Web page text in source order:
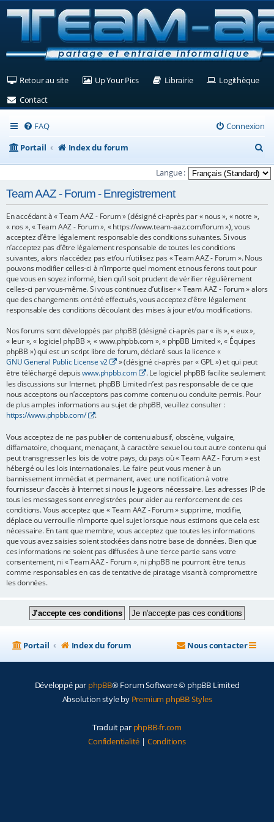
Retour au site(Ouvre un nouvel onglet)
Up Your Pics(Ouvre un nouvel onglet)
Librairie(Ouvre un nouvel
Logithèque
Contact(Ouvre un nouvel onglet)
FAQ
Connexion
Portail
Index du forum
e
c
e
Langue :
Team AAZ - Forum - Enregistrement
En accédant à « Team AAZ - Forum » (désigné ci-après par « nous », « notre »,
« nos », « Team AAZ - Forum », « https://www.team-aaz.com/forum »), vous
acceptez d’être légalement responsable des conditions suivantes. Si vous
n’acceptez pas d’être légalement responsable de toutes les conditions
suivantes, alors n’accédez pas et/ou n’utilisez pas « Team AAZ - Forum ». Nous
pouvons modifier celles-ci à n’importe quel moment et nous ferons tout pour
que vous en soyez informé, bien qu’il soit prudent de vérifier régulièrement
celles-ci par vous-même. Si vous continuez d’utiliser « Team AAZ - Forum » alors
que des changements ont été effectués, vous acceptez d’être légalement
responsable des conditions découlant des mises à jour et/ou modifications.
Nos forums sont développés par phpBB (désigné ci-après par « ils », « eux »,
« leur », « logiciel phpBB », « www.phpbb.com », « phpBB Limited », « Équipes
phpBB ») qui est un script libre de forum, déclaré sous la licence «
GNU General Public License v2
» (désigné ci-après par « GPL ») et qui peut
être téléchargé depuiswww.phpbb.com
. Le logiciel phpBB facilite seulement
les discussions sur Internet. phpBB Limited n’est pas responsable de ce que
nous acceptons ou n’acceptons pas comme contenu ou conduite permis. Pour
de plus amples informations au sujet de phpBB, veuillez consulter :
https://www.phpbb.com/
.
Vous acceptez de ne pas publier de contenu abusif, obscène, vulgaire,
diffamatoire, choquant, menaçant, à caractère sexuel ou tout autre contenu qui
peut transgresser les lois de votre pays, du pays où « Team AAZ - Forum » est
hébergé ou les lois internationales. Le faire peut vous mener à un
bannissement immédiat et permanent, avec une notification à votre
fournisseur d’accès à Internet si nous le jugeons nécessaire. Les adresses IP de
tous les messages sont enregistrées pour aider au renforcement de ces
conditions. Vous acceptez que « Team AAZ - Forum » supprime, modifie,
déplace ou verrouille n’importe quel sujet lorsque nous estimons que cela est
nécessaire. En tant que membre, vous acceptez que toutes les informations
que vous avez saisies soient stockées dans notre base de données. Bien que
ces informations ne soient pas diffusées à une tierce partie sans votre
consentement, ni « Team AAZ - Forum », ni phpBB ne pourront être tenus
comme responsables en cas de tentative de piratage visant à compromettre
les données.
Portail Index du forum Nous contacter
Développé par phpBB® Forum Software © phpBB Limited
Absolution style by Premium phpBB Styles
Traduit par phpBB-fr.com
Confidentialité | Conditions